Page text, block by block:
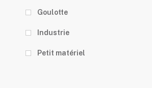
Goulotte
Industrie
Petit matériel